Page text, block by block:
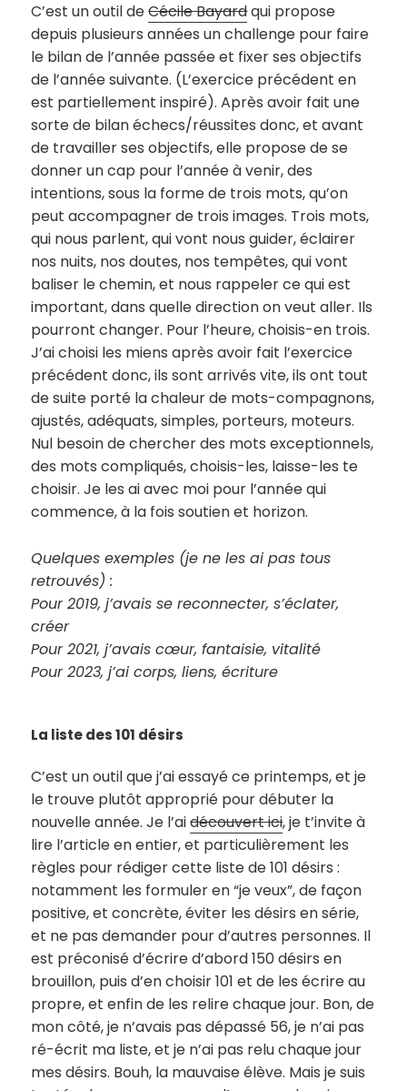
C’est un outil deCécile Bayardqui propose
depuis plusieurs années un challenge pour faire
le bilan de l’année passée et fixer ses objectifs
de l’année suivante. (L’exercice précédent en
est partiellement inspiré). Après avoir fait une
sorte de bilan échecs/réussites donc, et avant
de travailler ses objectifs, elle propose de se
donner un cap pour l’année à venir, des
intentions, sous la forme de trois mots, qu’on
peut accompagner de trois images. Trois mots,
qui nous parlent, qui vont nous guider, éclairer
nos nuits, nos doutes, nos tempêtes, qui vont
baliser le chemin, et nous rappeler ce qui est
important, dans quelle direction on veut aller. Ils
pourront changer. Pour l’heure, choisis-en trois.
J’ai choisi les miens après avoir fait l’exercice
précédent donc, ils sont arrivés vite, ils ont tout
de suite porté la chaleur de mots-compagnons,
ajustés, adéquats, simples, porteurs, moteurs.
Nul besoin de chercher des mots exceptionnels,
des mots compliqués, choisis-les, laisse-les te
choisir. Je les ai avec moi pour l’année qui
commence, à la fois soutien et horizon.
Quelques exemples (je ne les ai pas tous
retrouvés) :
Pour 2019, j’avais se reconnecter, s’éclater,
créer
Pour 2021, j’avais cœur, fantaisie, vitalité
Pour 2023, j’ai corps, liens, écriture
La liste des 101 désirs
C’est un outil que j’ai essayé ce printemps, et je
le trouve plutôt approprié pour débuter la
nouvelle année. Je l’aidécouvert ici, je t’invite à
lire l’article en entier, et particulièrement les
règles pour rédiger cette liste de 101 désirs :
notamment les formuler en “je veux”, de façon
positive, et concrète, éviter les désirs en série,
et ne pas demander pour d’autres personnes. Il
est préconisé d’écrire d’abord 150 désirs en
brouillon, puis d’en choisir 101 et de les écrire au
propre, et enfin de les relire chaque jour. Bon, de
mon côté, je n’avais pas dépassé 56, je n’ai pas
ré-écrit ma liste, et je n’ai pas relu chaque jour
mes désirs. Bouh, la mauvaise élève. Mais je suis